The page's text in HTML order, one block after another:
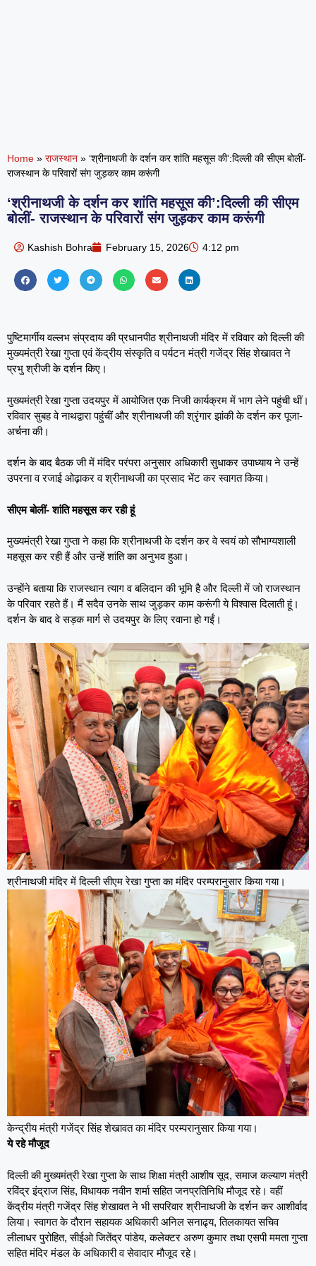
Home » राजस्थान » ‘श्रीनाथजी के दर्शन कर शांति महसूस की’:दिल्ली की सीएम बोलीं-
राजस्थान के परिवारों संग जुड़कर काम करूंगी
‘श्रीनाथजी के दर्शन कर शांति महसूस की’:दिल्ली की सीएम
बोलीं- राजस्थान के परिवारों संग जुड़कर काम करूंगी
Kashish Bohra February 15, 2026 4:12 pm
पुष्टिमार्गीय वल्लभ संप्रदाय की प्रधानपीठ श्रीनाथजी मंदिर में रविवार को दिल्ली की
मुख्यमंत्री रेखा गुप्ता एवं केंद्रीय संस्कृति व पर्यटन मंत्री गजेंद्र सिंह शेखावत ने
प्रभु श्रीजी के दर्शन किए।
मुख्यमंत्री रेखा गुप्ता उदयपुर में आयोजित एक निजी कार्यक्रम में भाग लेने पहुंची थीं।
रविवार सुबह वे नाथद्वारा पहुंचीं और श्रीनाथजी की श्रृंगार झांकी के दर्शन कर पूजा-
अर्चना की।
दर्शन के बाद बैठक जी में मंदिर परंपरा अनुसार अधिकारी सुधाकर उपाध्याय ने उन्हें
उपरना व रजाई ओढ़ाकर व श्रीनाथजी का प्रसाद भेंट कर स्वागत किया।
सीएम बोलीं- शांति महसूस कर रही हूं
मुख्यमंत्री रेखा गुप्ता ने कहा कि श्रीनाथजी के दर्शन कर वे स्वयं को सौभाग्यशाली
महसूस कर रही हैं और उन्हें शांति का अनुभव हुआ।
उन्होंने बताया कि राजस्थान त्याग व बलिदान की भूमि है और दिल्ली में जो राजस्थान
के परिवार रहते हैं। मैं सदैव उनके साथ जुड़कर काम करूंगी ये विश्वास दिलाती हूं।
दर्शन के बाद वे सड़क मार्ग से उदयपुर के लिए रवाना हो गईं।
श्रीनाथजी मंदिर में दिल्ली सीएम रेखा गुप्ता का मंदिर परम्परानुसार किया गया।
केन्द्रीय मंत्री गजेंद्र सिंह शेखावत का मंदिर परम्परानुसार किया गया।
ये रहे मौजूद
दिल्ली की मुख्यमंत्री रेखा गुप्ता के साथ शिक्षा मंत्री आशीष सूद, समाज कल्याण मंत्री
रविंद्र इंद्राज सिंह, विधायक नवीन शर्मा सहित जनप्रतिनिधि मौजूद रहे। वहीं
केंद्रीय मंत्री गजेंद्र सिंह शेखावत ने भी सपरिवार श्रीनाथजी के दर्शन कर आशीर्वाद
लिया। स्वागत के दौरान सहायक अधिकारी अनिल सनाढ्य, तिलकायत सचिव
लीलाधर पुरोहित, सीईओ जितेंद्र पांडेय, कलेक्टर अरुण कुमार तथा एसपी ममता गुप्ता
सहित मंदिर मंडल के अधिकारी व सेवादार मौजूद रहे।